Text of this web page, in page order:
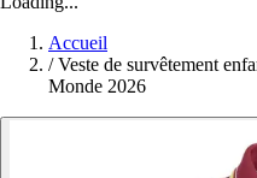
Accueil
/ Veste de survêtement
Monde 2026